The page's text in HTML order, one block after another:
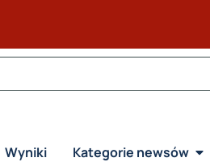
Wyniki Kategorie newsów